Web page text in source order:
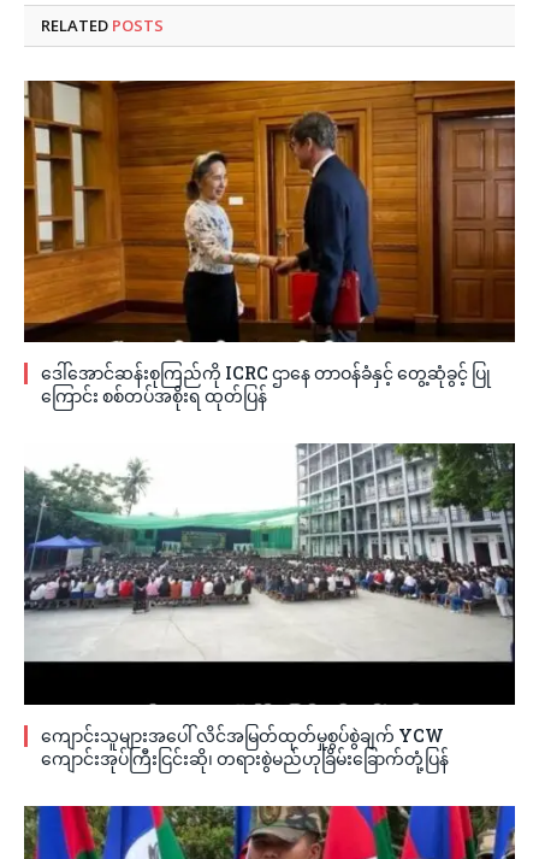
RELATED POSTS
ဒေါ်အောင်ဆန်းစုကြည်ကို ICRC ဌာနေ တာဝန်ခံနှင့် တွေ့ဆုံခွင့် ပြု
ကြောင်း စစ်တပ်အစိုးရ ထုတ်ပြန်
ကျောင်းသူများအပေါ် လိင်အမြတ်ထုတ်မှုစွပ်စွဲချက် YCW
ကျောင်းအုပ်ကြီးငြင်းဆို၊ တရားစွဲမည်ဟုခြိမ်းခြောက်တုံ့ပြန်